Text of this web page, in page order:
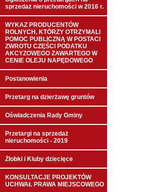
sprzedaż nieruchomości w 2016 r.
WYKAZ PRODUCENTÓW
ROLNYCH, KTÓRZY OTRZYMALI
POMOC PUBLICZNĄ W POSTACI
ZWROTU CZĘŚCI PODATKU
AKCYZOWEGO ZAWARTEGO W
CENIE OLEJU NAPĘDOWEGO
Postanowienia
Przetarg na dzierżawę gruntów
Oświadczenia Rady Gminy
Przetargi na sprzedaż
nieruchomości - 2019
Żłobki i Kluby dziecięce
KONSULTACJE PROJEKTÓW
UCHWAŁ PRAWA MIEJSCOWEGO